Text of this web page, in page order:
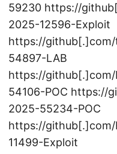
59230 https://
2025-12596-Exploit
https://github[.]com/
54897-LAB
https://github[.]com/
54106-POC https://
2025-55234-POC
https://github[.]com/
11499-Exploit